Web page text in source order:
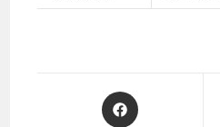
Opens
in